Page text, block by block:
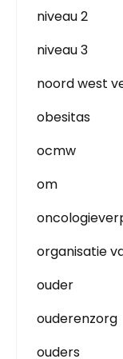
niveau 2
niveau 3
noord west
obesitas
ocmw
om
organisatie
ouder
ouderenzorg
ouders